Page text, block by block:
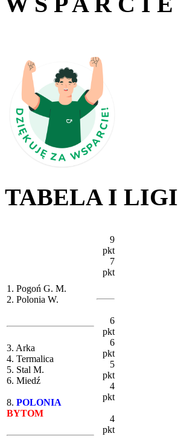
TABELA I LIGI
1. Pogoń G. M.
2. Polonia W.
3. Arka
4. Termalica
5. Stal M.
6. Miedź
8. POLONIA
BYTOM
9
pkt
7
pkt
6
pkt
6
pkt
5
pkt
4
pkt
4
pkt